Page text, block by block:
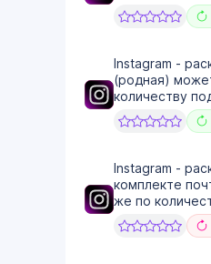
Instagram -
(родная)
количеству
Instagram -
комплекте
же по